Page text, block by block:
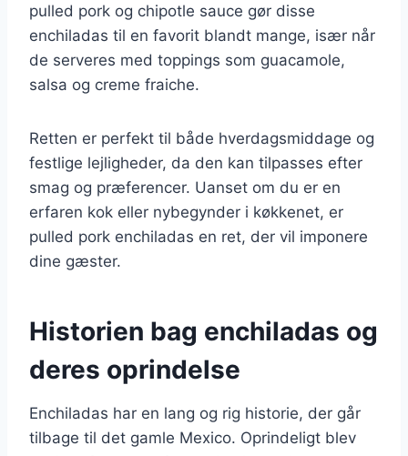
pulled pork og chipotle sauce gør disse
enchiladas til en favorit blandt mange, især når
de serveres med toppings som guacamole,
salsa og creme fraiche.
Retten er perfekt til både hverdagsmiddage og
festlige lejligheder, da den kan tilpasses efter
smag og præferencer. Uanset om du er en
erfaren kok eller nybegynder i køkkenet, er
pulled pork enchiladas en ret, der vil imponere
dine gæster.
Historien bag enchiladas og
deres oprindelse
Enchiladas har en lang og rig historie, der går
tilbage til det gamle Mexico. Oprindeligt blev